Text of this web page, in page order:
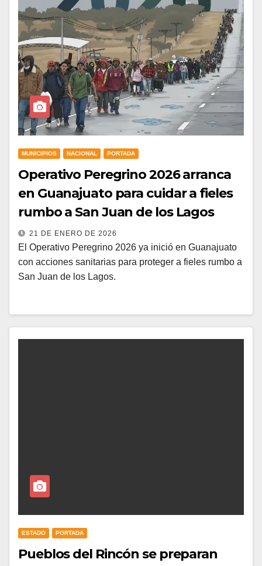
MUNICIPIOS NACIONAL PORTADA
Operativo Peregrino 2026 arranca
en Guanajuato para cuidar a fieles
rumbo a San Juan de los Lagos
21 DE ENERO DE 2026
El Operativo Peregrino 2026 ya inició en Guanajuato
con acciones sanitarias para proteger a fieles rumbo a
San Juan de los Lagos.
ESTADO PORTADA
Pueblos del Rincón se preparan